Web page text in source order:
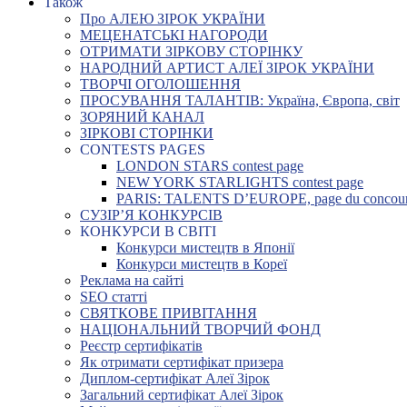
Про АЛЕЮ ЗІРОК УКРАЇНИ
МЕЦЕНАТСЬКІ НАГОРОДИ
ОТРИМАТИ ЗІРКОВУ СТОРІНКУ
НАРОДНИЙ АРТИСТ АЛЕЇ ЗІРОК УКРАЇНИ
ТВОРЧІ ОГОЛОШЕННЯ
ПРОСУВАННЯ ТАЛАНТІВ: Україна, Європа, світ
ЗОРЯНИЙ КАНАЛ
ЗІРКОВІ СТОРІНКИ
CONTESTS PAGES
LONDON STARS contest page
NEW YORK STARLIGHTS contest page
PARIS: TALENTS D’EUROPE, page du
СУЗІР’Я КОНКУРСІВ
КОНКУРСИ В СВІТІ
Конкурси мистецтв в Японії
Конкурси мистецтв в Кореї
Реклама на сайті
SEO статті
СВЯТКОВЕ ПРИВІТАННЯ
НАЦІОНАЛЬНИЙ ТВОРЧИЙ ФОНД
Реєстр сертифікатів
Як отримати сертифікат призера
Диплом-сертифікат Алеї Зірок
Загальний сертифікат Алеї Зірок